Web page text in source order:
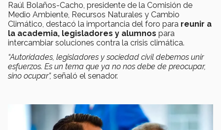
Raúl Bolaños-Cacho, presidente de la Comisión de
Medio Ambiente, Recursos Naturales y Cambio
Climático, destacó la importancia del foro para reunir a
la academia, legisladores y alumnos para
intercambiar soluciones contra la crisis climática.
“Autoridades, legisladores y sociedad civil debemos unir
esfuerzos. Es un tema que ya no nos debe de preocupar,
sino ocupar”, señaló el senador.